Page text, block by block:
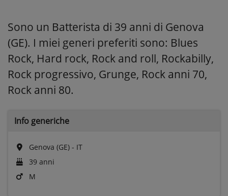
Sono un Batterista di 39 anni di Genova
(GE). I miei generi preferiti sono: Blues
Rock, Hard rock, Rock and roll, Rockabilly,
Rock progressivo, Grunge, Rock anni 70,
Rock anni 80.
Info generiche
Genova (GE) - IT
39 anni
M